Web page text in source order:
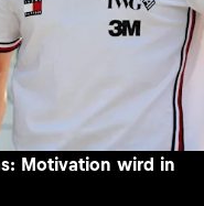
Motivation wird in